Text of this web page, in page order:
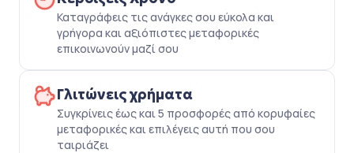
Καταγράφεις τις ανάγκες σου εύκολα και
γρήγορα και αξιόπιστες μεταφορικές
επικοινωνούν μαζί σου
Γλιτώνεις χρήματα
Συγκρίνεις έως και 5 προσφορές από κορυφαίες
μεταφορικές και επιλέγεις αυτή που σου
ταιριάζει